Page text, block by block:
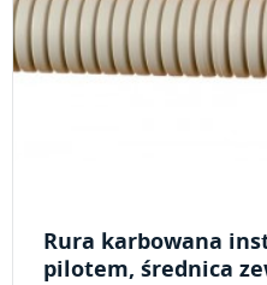
Rura karbowana
pilotem, średnica